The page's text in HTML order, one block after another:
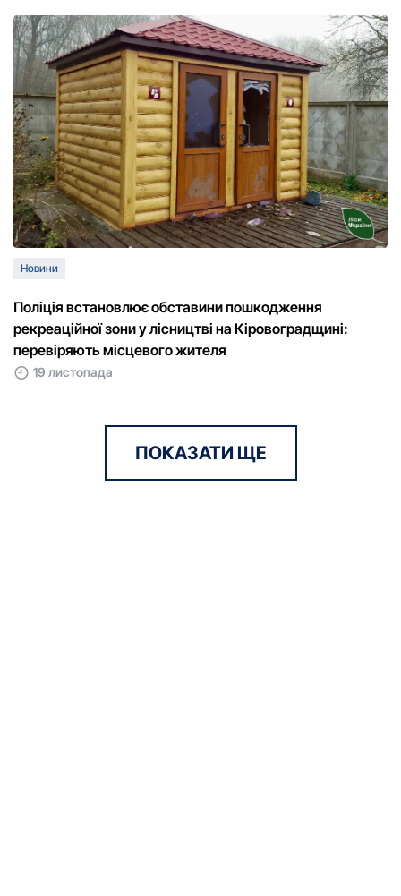
Новини
Поліція встановлює обставини пошкодження
рекреаційної зони у лісництві на Кіровоградщині:
перевіряють місцевого жителя
19 листопада
ПОКАЗАТИ ЩЕ